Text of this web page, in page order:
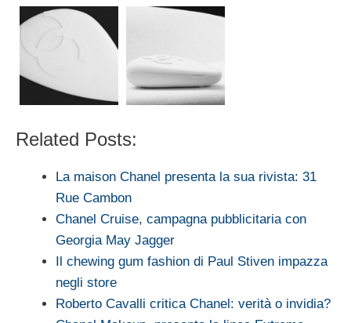
Related Posts:
La maison Chanel presenta la sua rivista: 31
Rue Cambon
Chanel Cruise, campagna pubblicitaria con
Georgia May Jagger
Il chewing gum fashion di Paul Stiven impazza
negli store
Roberto Cavalli critica Chanel: verità o invidia?